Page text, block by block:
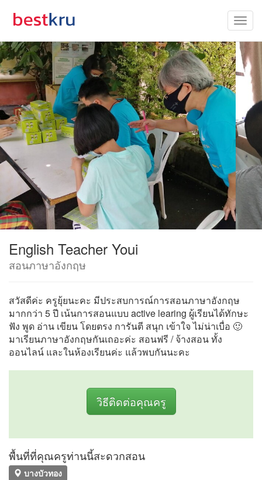
English Teacher Youi
สอนภาษาอังกฤษ
สวัสดีค่ะ ครูยุ้ยนะคะ มีประสบการณ์การสอนภาษาอังกฤษ
มากกว่า 5 ปี เน้นการสอนแบบ active learing ผู้เรียนได้ทักษะ
ฟัง พูด อ่าน เขียน โดยตรง การันตี สนุก เข้าใจ ไม่น่าเบื่อ 🙂
มาเรียนภาษาอังกฤษกันเถอะค่ะ สอนฟรี / จ้างสอน ทั้ง
ออนไลน์ และในห้องเรียนค่ะ แล้วพบกันนะคะ
วิธีติดต่อคุณครู
พื้นที่ที่คุณครูท่านนี้สะดวกสอน
บางบัวทอง